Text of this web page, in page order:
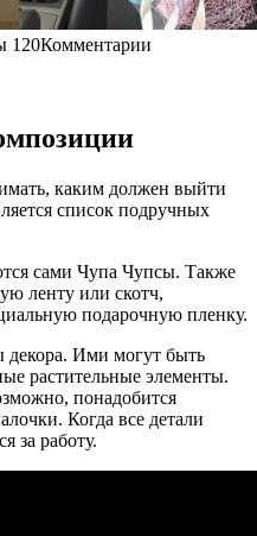
120Комментарии
каким должен выйти
список подручных
сами Чупа Чупсы. Также
ленту или скотч,
подарочную пленку.
Ими могут быть
растительные элементы.
понадобится
Когда все детали
за работу.